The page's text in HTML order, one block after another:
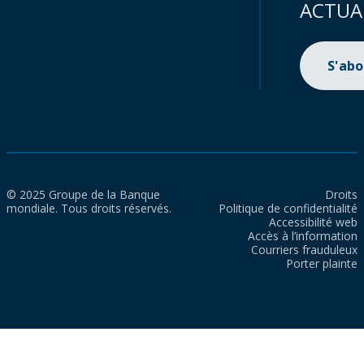
© 2025 Groupe de la Banque
mondiale. Tous droits réservés.
Droits
Politique de confidentialité
Accessibilité web
Accès à l’information
Courriers frauduleux
Porter plainte